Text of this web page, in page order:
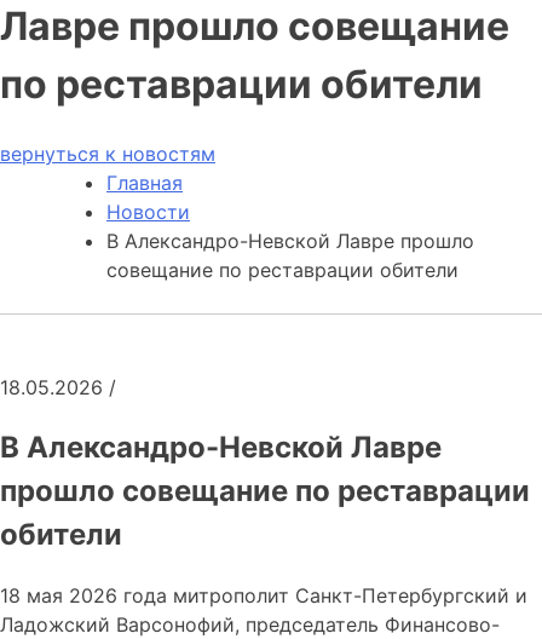
Лавре прошло совещание
по реставрации обители
вернуться к новостям
Главная
Новости
В Александро-Невской Лавре прошло
совещание по реставрации обители
18.05.2026 /
В Александро-Невской Лавре
прошло совещание по реставрации
обители
18 мая 2026 года митрополит Санкт-Петербургский и
Ладожский Варсонофий, председатель Финансово-